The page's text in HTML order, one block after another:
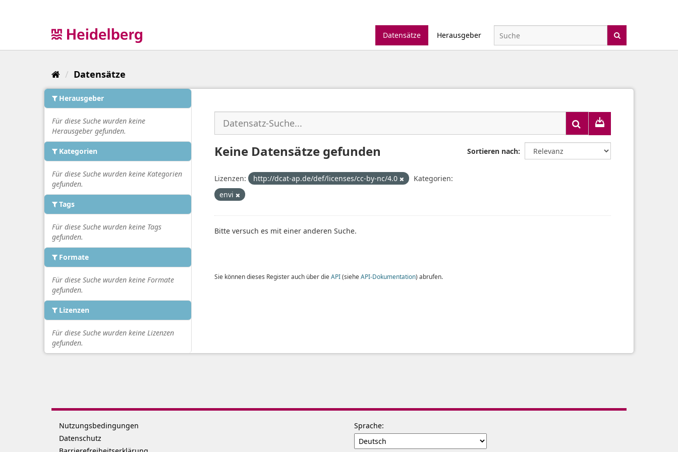
Datensätze
Herausgeber
Datensätze
Herausgeber
Für diese Suche wurden keine
Herausgeber gefunden.
Kategorien
Für diese Suche wurden keine Kategorien
gefunden.
Tags
Für diese Suche wurden keine Tags
gefunden.
Formate
Für diese Suche wurden keine Formate
gefunden.
Lizenzen
Für diese Suche wurden keine Lizenzen
gefunden.
Sortieren nach
Keine Datensätze gefunden
Lizenzen: http://dcat-ap.de/def/licenses/cc-by-nc/4.0
Kategorien:
envi
Bitte versuch es mit einer anderen Suche.
Sie können dieses Register auch über die API(siehe API-Dokumentation) abrufen.
Nutzungsbedingungen
Datenschutz
Sprache